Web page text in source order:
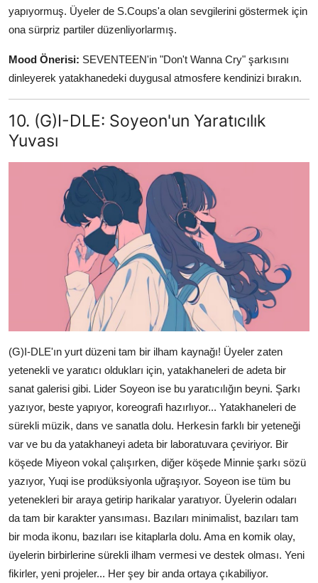
yapıyormuş. Üyeler de S.Coups'a olan sevgilerini göstermek için
ona sürpriz partiler düzenliyorlarmış.
Mood Önerisi: SEVENTEEN'in "Don't Wanna Cry" şarkısını
dinleyerek yatakhanedeki duygusal atmosfere kendinizi bırakın.
10. (G)I-DLE: Soyeon'un Yaratıcılık
Yuvası
(G)I-DLE'ın yurt düzeni tam bir ilham kaynağı! Üyeler zaten
yetenekli ve yaratıcı oldukları için, yatakhaneleri de adeta bir
sanat galerisi gibi. Lider Soyeon ise bu yaratıcılığın beyni. Şarkı
yazıyor, beste yapıyor, koreografi hazırlıyor... Yatakhaneleri de
sürekli müzik, dans ve sanatla dolu. Herkesin farklı bir yeteneği
var ve bu da yatakhaneyi adeta bir laboratuvara çeviriyor. Bir
köşede Miyeon vokal çalışırken, diğer köşede Minnie şarkı sözü
yazıyor, Yuqi ise prodüksiyonla uğraşıyor. Soyeon ise tüm bu
yetenekleri bir araya getirip harikalar yaratıyor. Üyelerin odaları
da tam bir karakter yansıması. Bazıları minimalist, bazıları tam
bir moda ikonu, bazıları ise kitaplarla dolu. Ama en komik olay,
üyelerin birbirlerine sürekli ilham vermesi ve destek olması. Yeni
fikirler, yeni projeler... Her şey bir anda ortaya çıkabiliyor.